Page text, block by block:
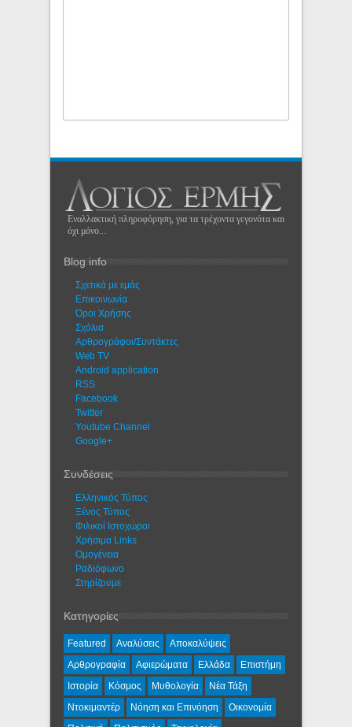
Εναλλακτική πληροφόρηση, για τα τρέχοντα γεγονότα και
όχι μόνο...
Blog info
Σχετικά με εμάς
Eπικοινωνία
Όροι Χρήσης
Σχόλια
Αρθρογράφοι/Συντάκτες
Web TV
Android application
RSS
Facebook
Twitter
Youtube Channel
Google+
Συνδέσεις
Ελληνικός Τύπος
Ξένος Τύπος
Φιλικοί Ιστοχώροι
Χρήσιμα Links
Ομογένεια
Ραδιόφωνο
Στηρίζουμε
Κατηγορίες
Featured Αναλύσεις
Αποκαλύψεις
Αρθρογραφία
Αφιερώματα Ελλάδα
Επιστήμη
Ιστορία
Κόσμος Μυθολογία
Νέα Τάξη
Ντοκιμαντέρ
Νόηση και Επινόηση
Οικονομία